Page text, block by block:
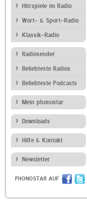
Hörspiele im Radio
Wort- & Sport-Radio
Klassik-Radio
Radiosender
Beliebteste Radios
Beliebteste Podcasts
Mein phonostar
Downloads
Hilfe & Kontakt
Newsletter
PHONOSTAR AUF